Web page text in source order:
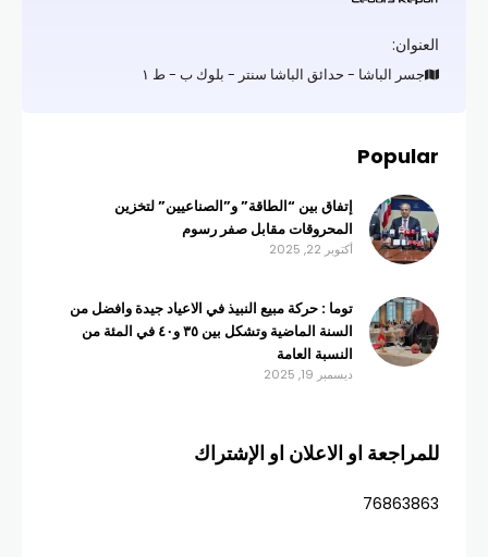
العنوان:
جسر الباشا - حدائق الباشا سنتر - بلوك ب - ط ١
Popular
إتفاق بين “الطاقة” و”الصناعيين” لتخزين
المحروقات مقابل صفر رسوم
أكتوبر 22, 2025
توما : حركة مبيع النبيذ في الاعياد جيدة وافضل من
السنة الماضية وتشكل بين ٣٥ و٤٠ في المئة من
النسبة العامة
ديسمبر 19, 2025
للمراجعة او الاعلان او الإشتراك
76863863